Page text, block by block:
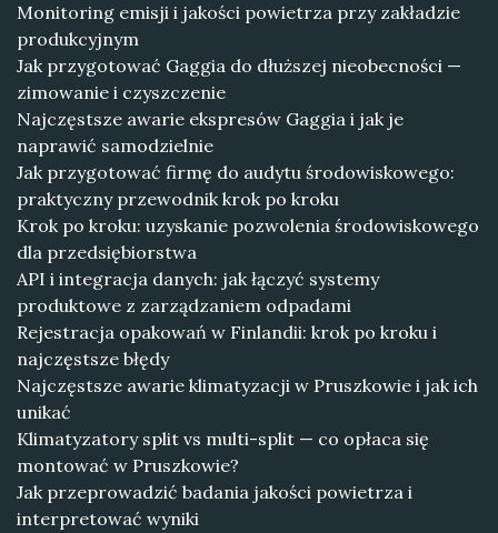
Monitoring emisji i jakości powietrza przy zakładzie
produkcyjnym
Jak przygotować Gaggia do dłuższej nieobecności —
zimowanie i czyszczenie
Najczęstsze awarie ekspresów Gaggia i jak je
naprawić samodzielnie
Jak przygotować firmę do audytu środowiskowego:
praktyczny przewodnik krok po kroku
Krok po kroku: uzyskanie pozwolenia środowiskowego
dla przedsiębiorstwa
API i integracja danych: jak łączyć systemy
produktowe z zarządzaniem odpadami
Rejestracja opakowań w Finlandii: krok po kroku i
najczęstsze błędy
Najczęstsze awarie klimatyzacji w Pruszkowie i jak ich
unikać
Klimatyzatory split vs multi-split — co opłaca się
montować w Pruszkowie?
Jak przeprowadzić badania jakości powietrza i
interpretować wyniki